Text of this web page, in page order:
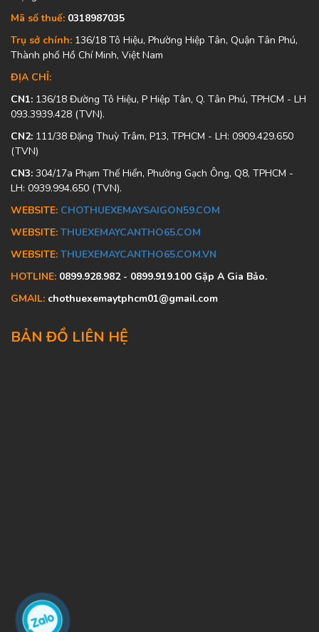
Mã số thuế: 0318987035
Trụ sở chính: 136/18 Tô Hiệu, Phường Hiệp Tân, Quận Tân Phú,
Thành phố Hồ Chí Minh, Việt Nam
ĐỊA CHỈ:
CN1: 136/18 Đường Tô Hiệu, P Hiệp Tân, Q. Tân Phú, TPHCM - LH
093.3939.428 (TVN).
CN2: 111/38 Đặng Thuỳ Trâm, P13, TPHCM - LH: 0909.429.650
(TVN)
CN3: 304/17a Phạm Thế Hiển, Phường Gạch Ông, Q8, TPHCM -
LH: 0939.994.650 (TVN).
WEBSITE: CHOTHUEXEMAYSAIGON59.COM
WEBSITE: THUEXEMAYCANTHO65.COM
WEBSITE: THUEXEMAYCANTHO65.COM.VN
HOTLINE: 0899.928.982 - 0899.919.100 Gặp A Gia Bảo.
GMAIL: chothuexemaytphcm01@gmail.com
BẢN ĐỒ LIÊN HỆ